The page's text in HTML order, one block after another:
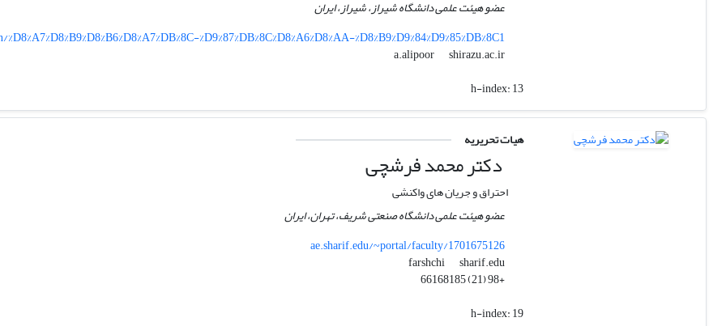
عضو هیئت علمی دانشگاه شیراز، شیراز، ایران
%D9%87%DB%8C%D8%A6%D8%AA-%D8%B9%D9%84%D9%85%DB%8C1
a.alipoor
shirazu.ac.ir
h-index:13
هیات تحریریه
دکتر محمد فرشچی
احتراق و جریان های واکنشی
عضو هیئت علمی دانشگاه صنعتی شریف، تهران، ایران
ae.sharif.edu/~portal/faculty/1701675126
farshchi
sharif.edu
+98 (21) 66168185
h-index:19